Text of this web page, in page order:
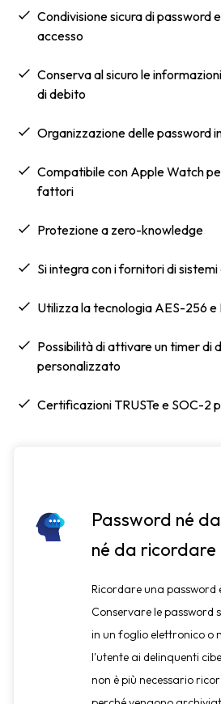
condivisione sicura di password e informazioni di
accesso
Conserva al sicuro le
di debito
Organizzazione delle password
Compatibile con Apple Watch
fattori
Protezione a zero-knowledge
Si integra con i fornitori di
Utilizza la tecnologia AES-256 e
Possibilità di attivare un timer di
personalizzato
Certificazioni TRUSTe e SOC-2
Password né
né da ricordare
Ricordare una password
Conservare le password
in un foglio elettronico o
l'utente ai delinquenti
non è più necessario